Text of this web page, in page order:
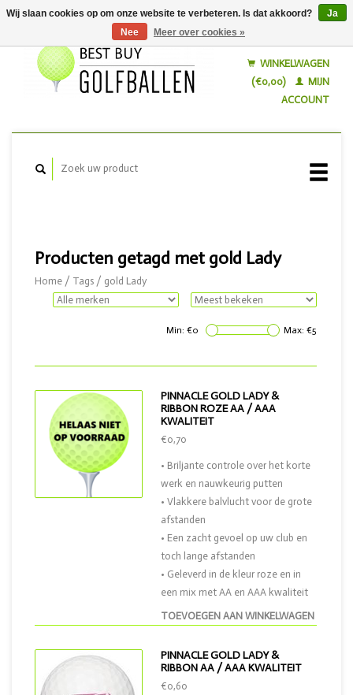
WINKELWAGEN
(€0,00)
MIJN
ACCOUNT
Producten getagd met gold Lady
Home / Tags / gold Lady
Min: €0 Max: €5
PINNACLE GOLD LADY &
RIBBON ROZE AA / AAA
KWALITEIT
TOEVOEGEN AAN WINKELWAGEN
€0,70
• Briljante controle over het korte
werk en nauwkeurig putten
• Vlakkere balvlucht voor de grote
afstanden
• Een zacht gevoel op uw club en
toch lange afstanden
• Geleverd in de kleur roze en in
een mix met AA en AAA kwaliteit
PINNACLE GOLD LADY &
RIBBON AA / AAA KWALITEIT
€0,60
Wij slaan cookies op om onze website te verbeteren. Is dat akkoord?
Ja
Nee
Meer over cookies »